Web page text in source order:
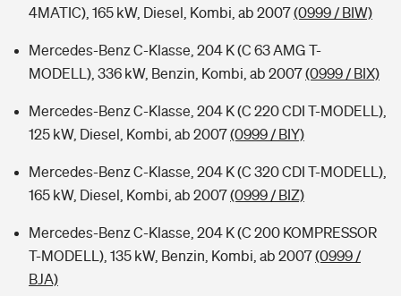
4MATIC), 165 kW, Diesel, Kombi, ab 2007(0999 / BIW)
Mercedes-Benz C-Klasse, 204 K (C 63 AMG T-
MODELL), 336 kW, Benzin, Kombi, ab 2007(0999 / BIX)
Mercedes-Benz C-Klasse, 204 K (C 220 CDI T-MODELL),
125 kW, Diesel, Kombi, ab 2007(0999 / BIY)
Mercedes-Benz C-Klasse, 204 K (C 320 CDI T-MODELL),
165 kW, Diesel, Kombi, ab 2007(0999 / BIZ)
Mercedes-Benz C-Klasse, 204 K (C 200 KOMPRESSOR
T-MODELL), 135 kW, Benzin, Kombi, ab 2007(0999 /
BJA)